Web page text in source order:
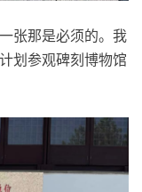
张那是必须的。我
划参观碑刻博物馆